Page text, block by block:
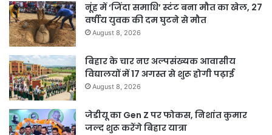
नूंह में ‘जिंदा समाधि’ स्टंट बना मौत का खेल, 27
वर्षीय युवक की दम घुटने से मौत
August 8, 2026
बिहार के चार नए अल्पसंख्यक आवासीय
विद्यालयों में 17 अगस्त से शुरू होगी पढ़ाई
August 8, 2026
जेडीयू का Gen Z पर फोकस, निशांत कुमार
जल्द शुरू करेंगे बिहार यात्रा